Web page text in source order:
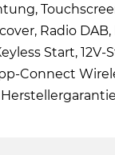
Radio
Start, 12V-
Connect